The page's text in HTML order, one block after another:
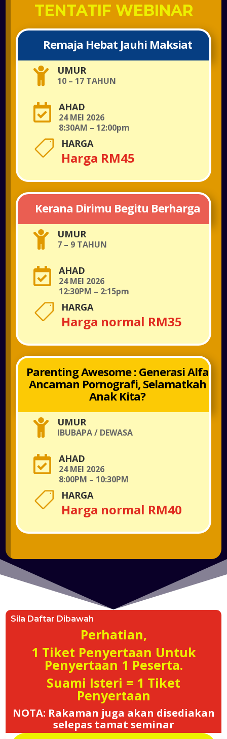
TENTATIF WEBINAR
Remaja Hebat Jauhi Maksiat
 UMUR
10 – 17 TAHUN
 AHAD
24 MEI 2026
8:30AM – 12:00pm
 HARGA
Harga RM45
Kerana Dirimu Begitu Berharga
 UMUR
7 – 9 TAHUN
 AHAD
24 MEI 2026
12:30PM – 2:15pm
 HARGA
Harga normal RM35
Parenting Awesome : Generasi Alfa
Ancaman Pornografi, Selamatkah
Anak Kita?
 UMUR
IBUBAPA / DEWASA
 AHAD
24 MEI 2026
8:00PM – 10:30PM
 HARGA
Harga normal RM40
Sila Daftar Dibawah
Perhatian,
1 Tiket Penyertaan Untuk
Penyertaan 1 Peserta.
Suami Isteri = 1 Tiket
Penyertaan
NOTA: Rakaman juga akan disediakan
selepas tamat seminar